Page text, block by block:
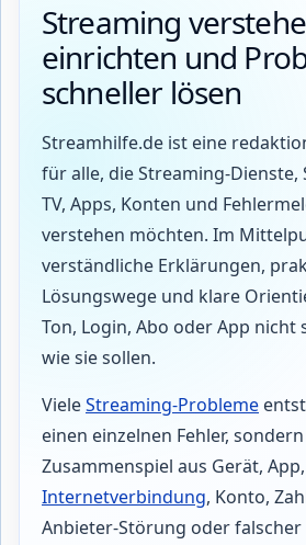
Streaming
einrichten und
schneller lösen
Streamhilfe.de ist eine
für alle, die Streaming-Dienste,
TV, Apps, Konten und
verstehen möchten. Im
verständliche Erklärungen,
Lösungswege und klare
Ton, Login, Abo oder App
wie sie sollen.
VieleStreaming-Probleme
einen einzelnen Fehler,
Zusammenspiel aus Gerät, App,
Internetverbindung, Konto,
Anbieter-Störung oder falscher